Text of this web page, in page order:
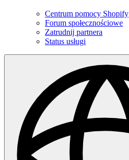
Centrum pomocy Shopify
Forum społecznościowe
Zatrudnij partnera
Status usługi